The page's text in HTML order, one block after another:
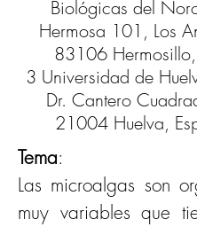
Biológicas del
Hermosa 101, Los
83106
3 Universidad de
Dr. Cantero
21004 Huelva,
Tema:
Las microalgas son
muy variables que